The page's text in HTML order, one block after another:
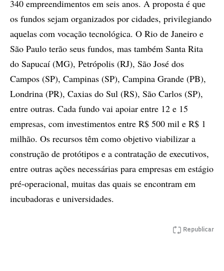
340 empreendimentos em seis anos. A proposta é que
os fundos sejam organizados por cidades, privilegiando
aquelas com vocação tecnológica. O Rio de Janeiro e
São Paulo terão seus fundos, mas também Santa Rita
do Sapucaí (MG), Petrópolis (RJ), São José dos
Campos (SP), Campinas (SP), Campina Grande (PB),
Londrina (PR), Caxias do Sul (RS), São Carlos (SP),
entre outras. Cada fundo vai apoiar entre 12 e 15
empresas, com investimentos entre R$ 500 mil e R$ 1
milhão. Os recursos têm como objetivo viabilizar a
construção de protótipos e a contratação de executivos,
entre outras ações necessárias para empresas em estágio
pré-operacional, muitas das quais se encontram em
incubadoras e universidades.
Republicar